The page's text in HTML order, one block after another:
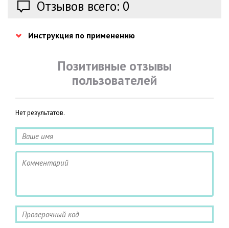
Отзывов всего: 0
Инструкция по применению
Позитивные отзывы
пользователей
Нет результатов.